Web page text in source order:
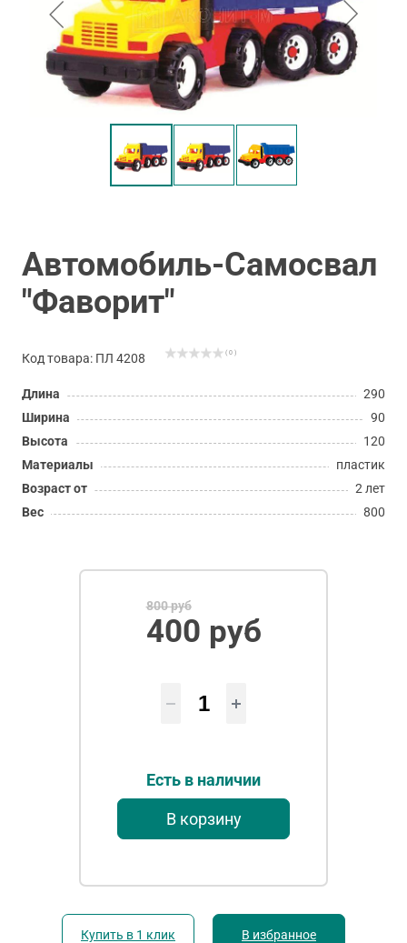
Автомобиль-Самосвал
"Фаворит"
Код товара: ПЛ 4208 ( 0 )
Длина
290
Ширина
90
Высота
120
Материалы
пластик
Возраст от
2 лет
Вес
800
800 руб
400 руб
Есть в наличии
В корзину
Купить в 1 клик В избранное